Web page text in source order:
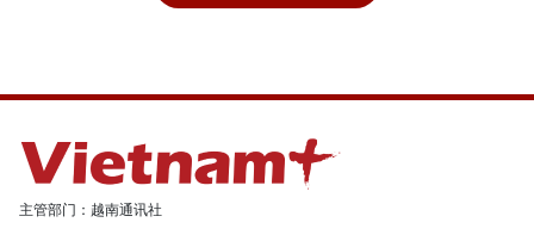
主管部门：越南通讯社